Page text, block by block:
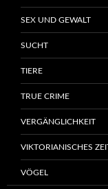
SEX UND GEWALT
SUCHT
TIERE
TRUE CRIME
VERGÄNGLICHKEIT
VIKTORIANISCHES
VÖGEL